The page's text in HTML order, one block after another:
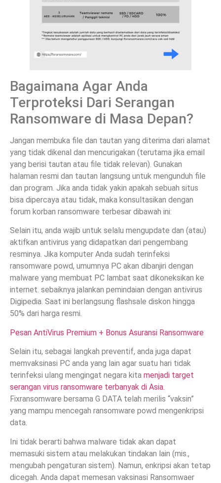
Bagaimana Agar Anda
Terproteksi Dari Serangan
Ransomware di Masa Depan?
Jangan membuka file dan tautan yang diterima dari alamat
yang tidak dikenal dan mencurigakan (terutama jika email
yang berisi tautan atau file tidak relevan). Gunakan
halaman resmi dan tautan langsung untuk mengunduh file
dan program. Jika anda tidak yakin apakah sebuah situs
bisa dipercaya atau tidak, maka konsultasikan dengan
forum korban ransomware terbesar dibawah ini:
Selain itu, anda wajib untuk selalu mengupdate dan (atau)
aktifkan antivirus yang didapatkan dari pengembang
resminya. Jika komputer Anda sudah terinfeksi
ransomware powd, umumnya PC akan dibanjiri dengan
malware yang membuat PC lambat saat dikoneksikan ke
internet. sebaiknya jalankan pemindaian dengan antivirus
Digipedia. Saat ini berlangsung flashsale diskon hingga
50% dari harga resmi.
Pesan AntiVirus Premium + Bonus Asuransi Ransomware
Selain itu, sebagai langkah preventif, anda juga dapat
memvaksinasi PC anda yang lain agar suatu hari tidak
terinfeksi ulang mengingat negara kita menjadi target
serangan virus ransomware terbanyak di Asia.
Fixransomware bersama G DATA telah merilis “vaksin”
yang mampu mencegah ransomware powd mengenkripsi
data.
Ini tidak berarti bahwa malware tidak akan dapat
memasuki sistem atau melakukan tindakan lain (mis.,
mengubah pengaturan sistem). Namun, enkripsi akan tetap
dicegah. Anda dapat memesan vaksinasi Ransomwaer